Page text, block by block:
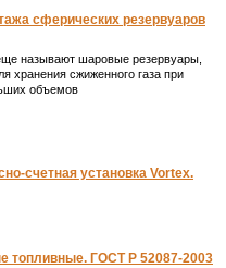
сферических резервуаров
называют шаровые резервуары,
хранения сжиженного газа при
объемов
счетная установка Vortex.
топливные. ГОСТ Р 52087-2003